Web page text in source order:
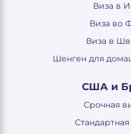
Виза в
Виза во
Виза в
Шенген для
США и
Срочная